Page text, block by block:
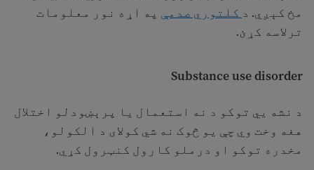
مخ کېږي. د کلتوري صدمې په اړه نور معلومات
ترلاسه کړئ.
Substance use disorder
د نشه يي توکو د نه استعمال يا پرېښودلو اختلال
هغه وخت وي چې یو څوک نه شي کولای د الکولو،
مخدره توکو او درملو کارول کنټرول کړي.